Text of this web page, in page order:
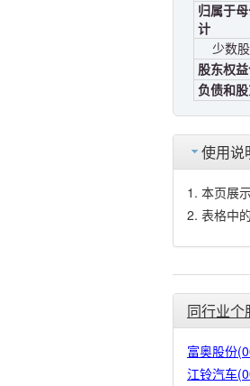
归属于
计
少数
股东权
负债和
使用说
本页展
表格中
同行业个
富奥股份
江铃汽车